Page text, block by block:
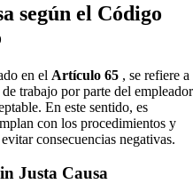
según el Código
en el Artículo 65 , se refiere a
trabajo por parte del empleador
En este sentido, es
con los procedimientos y
consecuencias negativas.
Justa Causa